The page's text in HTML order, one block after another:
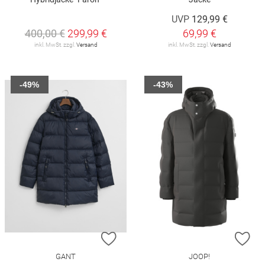
400,00 € 299,99 €
inkl. MwSt. zzgl. Versand
UVP 129,99 €
69,99 €
inkl. MwSt. zzgl. Versand
ZUR WUNSCHLISTE HINZUFÜGEN
GANT
-49%
JOOP!
-43%